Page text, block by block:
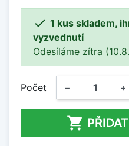
 1 kus skladem,
vyzvednutí
Odesíláme zítra
Počet − +
